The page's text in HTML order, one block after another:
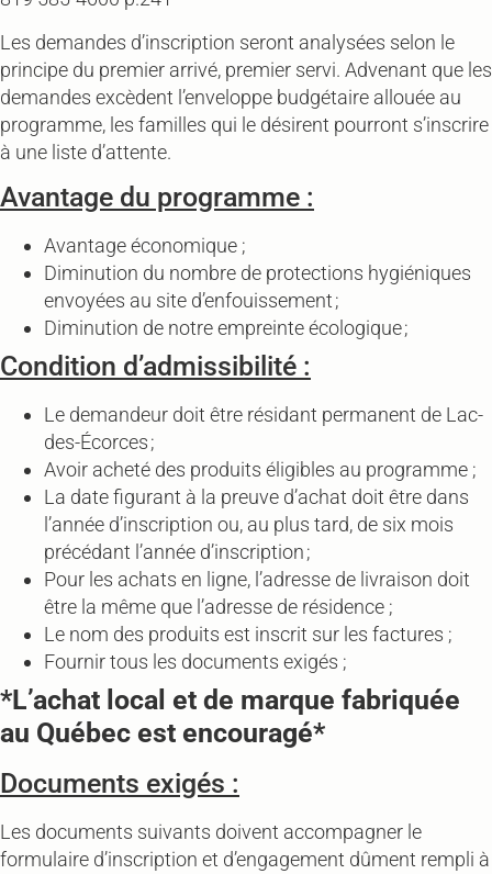
Les demandes d’inscription seront analysées selon le
principe du premier arrivé, premier servi. Advenant que les
demandes excèdent l’enveloppe budgétaire allouée au
programme, les familles qui le désirent pourront s’inscrire
à une liste d’attente.
Avantage du programme :
Avantage économique ;
Diminution du nombre de protections hygiéniques
envoyées au site d’enfouissement ;
Diminution de notre empreinte écologique ;
Condition d’admissibilité :
Le demandeur doit être résidant permanent de Lac-
des-Écorces ;
Avoir acheté des produits éligibles au programme ;
La date figurant à la preuve d’achat doit être dans
l’année d’inscription ou, au plus tard, de six mois
précédant l’année d’inscription ;
Pour les achats en ligne, l’adresse de livraison doit
être la même que l’adresse de résidence ;
Le nom des produits est inscrit sur les factures ;
Fournir tous les documents exigés ;
*L’achat local et de marque fabriquée
au Québec est encouragé*
Documents exigés :
Les documents suivants doivent accompagner le
formulaire d’inscription et d’engagement dûment rempli à